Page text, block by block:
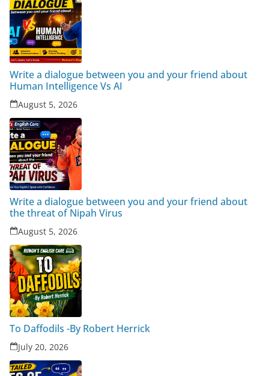
Write a dialogue between you and your friend about
Human Intelligence Vs AI
August 5, 2026
Write a dialogue between you and your friend about
the threat of Nipah Virus
August 5, 2026
To Daffodils -By Robert Herrick
July 20, 2026